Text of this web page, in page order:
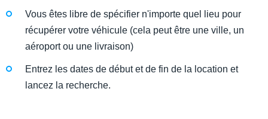
Vous êtes libre de spécifier n'importe quel lieu pour
récupérer votre véhicule (cela peut être une ville, un
aéroport ou une livraison)
Entrez les dates de début et de fin de la location et
lancez la recherche.